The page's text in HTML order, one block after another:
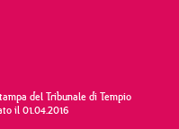
del Tribunale di Tempio
il 01.04.2016